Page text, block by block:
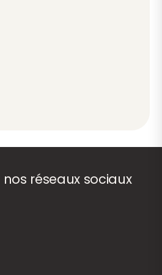
réseaux sociaux